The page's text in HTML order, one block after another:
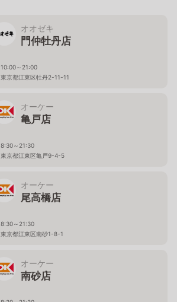
オオゼキ
門仲牡丹店
10:00～21:00
東京都江東区牡丹2-11-11
オーケー
亀戸店
8:30～21:30
東京都江東区亀戸9-4-5
オーケー
尾高橋店
8:30～21:30
東京都江東区南砂1-8-1
オーケー
南砂店